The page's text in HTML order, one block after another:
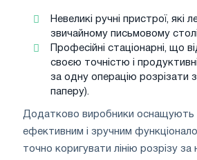
Невеликі ручні пристрої, які
звичайному письмовому
Професійні стаціонарні, що
своєю точністю і
за одну операцію розрізати
паперу).
Додатково виробники оснащують
ефективним і зручним
точно коригувати лінію розрізу за